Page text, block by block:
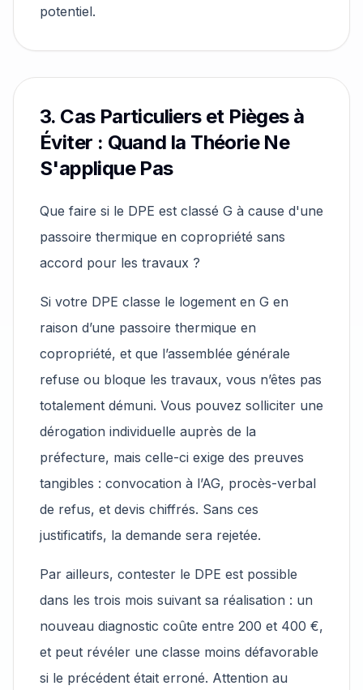
potentiel.
3. Cas Particuliers et Pièges à
Éviter : Quand la Théorie Ne
S'applique Pas
Que faire si le DPE est classé G à cause d'une
passoire thermique en copropriété sans
accord pour les travaux ?
Si votre DPE classe le logement en G en
raison d’une passoire thermique en
copropriété, et que l’assemblée générale
refuse ou bloque les travaux, vous n’êtes pas
totalement démuni. Vous pouvez solliciter une
dérogation individuelle auprès de la
préfecture, mais celle-ci exige des preuves
tangibles : convocation à l’AG, procès-verbal
de refus, et devis chiffrés. Sans ces
justificatifs, la demande sera rejetée.
Par ailleurs, contester le DPE est possible
dans les trois mois suivant sa réalisation : un
nouveau diagnostic coûte entre 200 et 400 €,
et peut révéler une classe moins défavorable
si le précédent était erroné. Attention au